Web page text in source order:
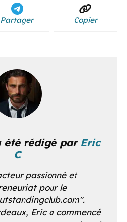
Partager Copier
été rédigé par Eric
C
passionné et
pour le
Eric a commencé